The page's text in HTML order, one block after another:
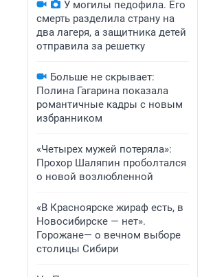
У могилы педофила. Его
смерть разделила страну на
два лагеря, а защитника детей
отправила за решетку
Больше не скрывает:
Полина Гагарина показала
романтичные кадры с новым
избранником
«Четырех мужей потеряла»:
Прохор Шаляпин проболтался
о новой возлюбленной
«В Красноярске жираф есть, в
Новосибирске — нет».
Горожане— о вечном выборе
столицы Сибири